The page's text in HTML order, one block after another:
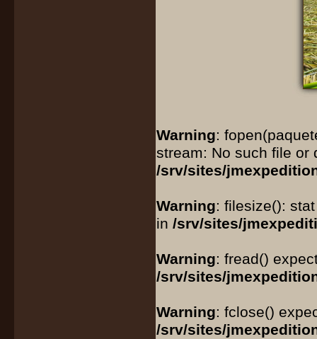
Warning:
stream: No such file or
/srv/sites/
Warning: filesize():
in /srv/sites/
Warning: fread()
/srv/sites/
Warning: fclose()
/srv/sites/